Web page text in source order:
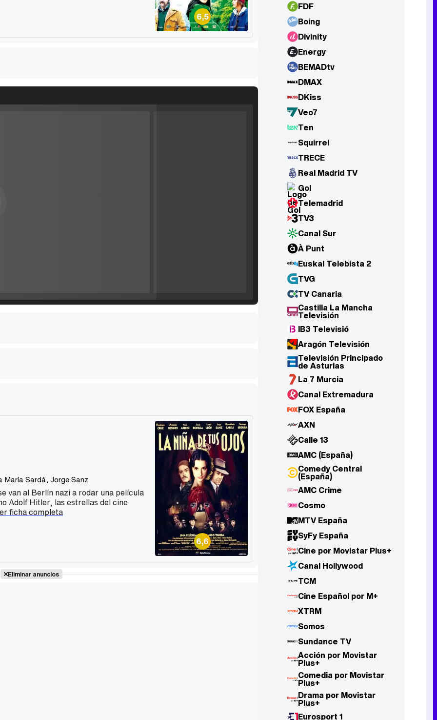
6,5
Canción ganadora de Eurovisión 2026: DARA con "Bangaranga" por Bulgaria
6,6
María Sardá,Jorge Sanz
van al Berlín nazi a rodar una película
Adolf Hitler, las estrellas del cine
ficha completa
Eliminar anuncios
FDF
Boing
Divinity
Energy
BEMADtv
DMAX
DKiss
Veo7
Ten
Squirrel
TRECE
Real Madrid TV
Gol
Telemadrid
TV3
Canal Sur
À Punt
Euskal Telebista 2
TVG
TV Canaria
Castilla La Mancha
Televisión
IB3 Televisió
Aragón Televisión
Televisión Principado
de Asturias
La 7 Murcia
Canal Extremadura
FOX España
AXN
Calle 13
AMC (España)
Comedy Central
(España)
AMC Crime
Cosmo
MTV España
SyFy España
Cine por Movistar Plus+
Canal Hollywood
TCM
Cine Español por M+
XTRM
Somos
Sundance TV
Acción por Movistar
Plus+
Comedia por Movistar
Plus+
Drama por Movistar
Plus+
Eurosport 1